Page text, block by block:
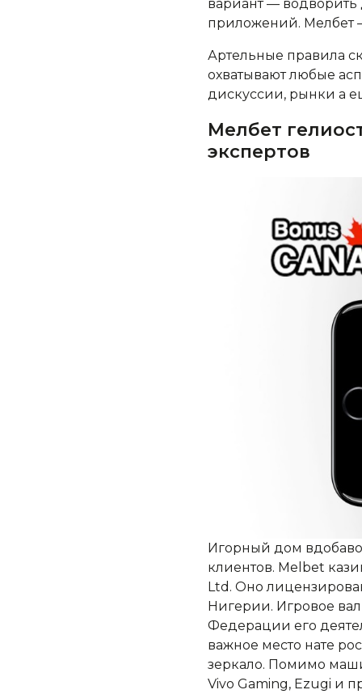
вариант — водворить
приложений. Мелбет
Артельные правила
охватывают любые
дискуссии, рынки а
Мелбет
экспертов
Игорный дом
клиентов. Melbet
Ltd. Оно
Нигерии. Игровое вал
Федерации его
важное место нате
зеркало. Помимо
Vivo Gaming, Ezugi и